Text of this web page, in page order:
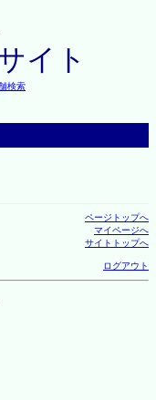
イト
検索
ページトップへ
マイページへ
サイトトップへ
ログアウト